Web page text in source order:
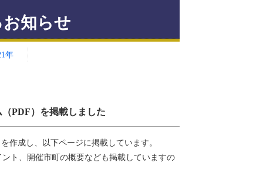
知らせ
年
PDF）を掲載しました
作成し、以下ページに掲載しています。
ト、開催市町の概要なども掲載していますの